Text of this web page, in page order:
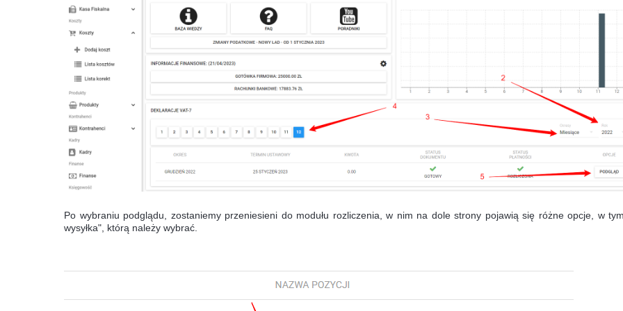
Po wybraniu podglądu, zostaniemy przeniesieni do modułu rozliczenia, w nim na dole strony pojawią się różne opcje, w
wysyłka", którą należy wybrać.